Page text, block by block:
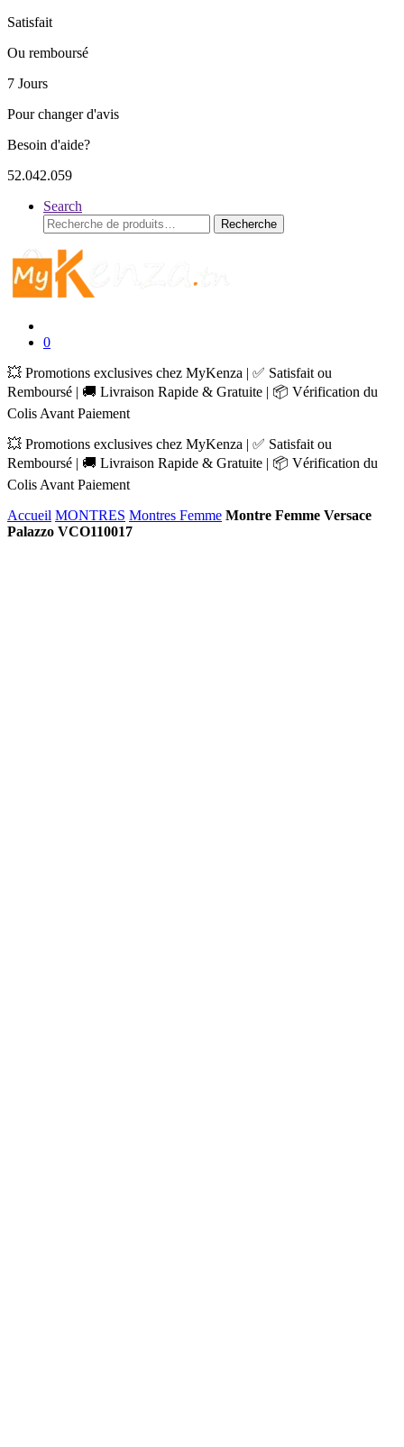
Satisfait
Ou remboursé
7 Jours
Pour changer d'avis
Besoin d'aide?
52.042.059
Search
Recherche
pour :
Recherche
0
💥 Promotions exclusives chez MyKenza | ✅ Satisfait ou
Remboursé | 🚚 Livraison Rapide & Gratuite | 📦 Vérification du
Colis Avant Paiement
💥 Promotions exclusives chez MyKenza | ✅ Satisfait ou
Remboursé | 🚚 Livraison Rapide & Gratuite | 📦 Vérification du
Colis Avant Paiement
Accueil MONTRES Montres Femme Montre Femme Versace
Palazzo VCO110017